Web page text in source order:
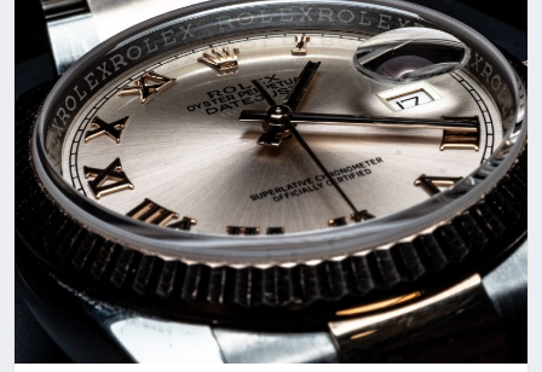
YAŞAM
DÜNYA
SAĞLIK
EĞITIM